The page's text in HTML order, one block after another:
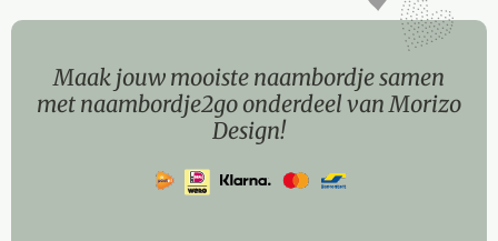
Maak jouw mooiste naambordje samen
met naambordje2go onderdeel van Morizo
Design!